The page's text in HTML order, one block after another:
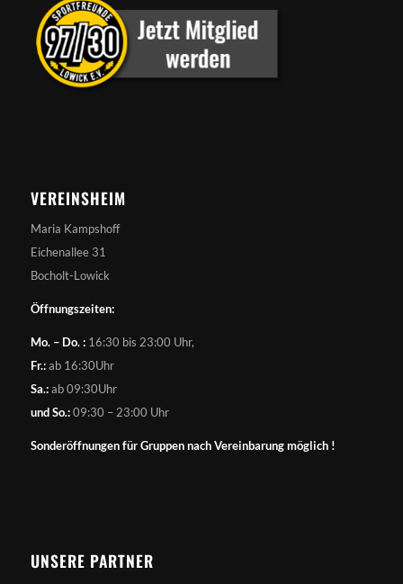
VEREINSHEIM
Maria Kampshoff
Eichenallee 31
Bocholt-Lowick
Öffnungszeiten:
Mo. – Do. :16:30 bis 23:00 Uhr,
Fr.:ab 16:30Uhr
Sa.:ab 09:30Uhr
und So.:09:30 – 23:00 Uhr
Sonderöffnungen für Gruppen nach Vereinbarung möglich !
UNSERE PARTNER